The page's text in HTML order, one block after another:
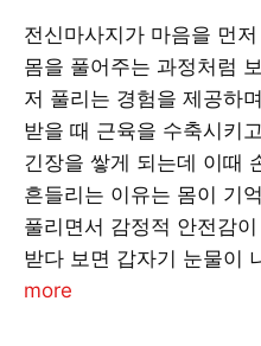
전신마사지가 마음을 먼
몸을 풀어주는 과정처럼
저 풀리는 경험을 제공하
받을 때 근육을 수축시키
긴장을 쌓게 되는데 이때
흔들리는 이유는 몸이 기
풀리면서 감정적 안전감
받다 보면 갑자기 눈물이
more